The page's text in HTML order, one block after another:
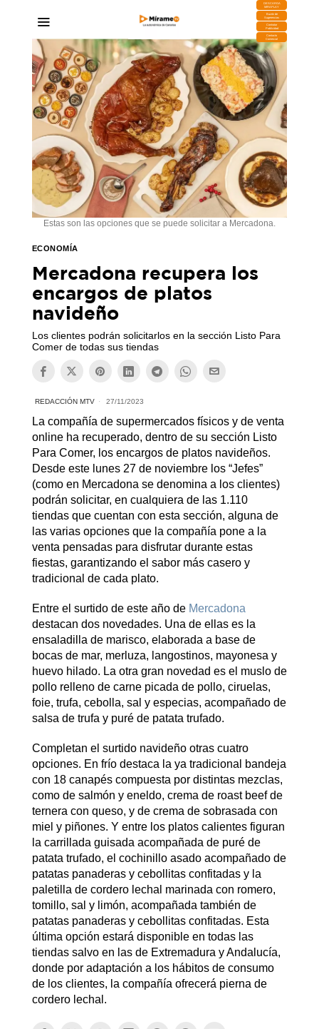
DESCARGA
MIRAPLAY
Buzón de
Sugerencias
Contratar
Publicidad
Contacto
Comercial
Estas son las opciones que se puede solicitar a Mercadona.
ECONOMÍA
Mercadona recupera los
encargos de platos
navideño
Los clientes podrán solicitarlos en la sección Listo Para
Comer de todas sus tiendas
REDACCIÓN MTV 27/11/2023
La compañía de supermercados físicos y de venta
online ha recuperado, dentro de su sección Listo
Para Comer, los encargos de platos navideños.
Desde este lunes 27 de noviembre los “Jefes”
(como en Mercadona se denomina a los clientes)
podrán solicitar, en cualquiera de las 1.110
tiendas que cuentan con esta sección, alguna de
las varias opciones que la compañía pone a la
venta pensadas para disfrutar durante estas
fiestas, garantizando el sabor más casero y
tradicional de cada plato.
Entre el surtido de este año de Mercadona
destacan dos novedades. Una de ellas es la
ensaladilla de marisco, elaborada a base de
bocas de mar, merluza, langostinos, mayonesa y
huevo hilado. La otra gran novedad es el muslo de
pollo relleno de carne picada de pollo, ciruelas,
foie, trufa, cebolla, sal y especias, acompañado de
salsa de trufa y puré de patata trufado.
Completan el surtido navideño otras cuatro
opciones. En frío destaca la ya tradicional bandeja
con 18 canapés compuesta por distintas mezclas,
como de salmón y eneldo, crema de roast beef de
ternera con queso, y de crema de sobrasada con
miel y piñones. Y entre los platos calientes figuran
la carrillada guisada acompañada de puré de
patata trufado, el cochinillo asado acompañado de
patatas panaderas y cebollitas confitadas y la
paletilla de cordero lechal marinada con romero,
tomillo, sal y limón, acompañada también de
patatas panaderas y cebollitas confitadas. Esta
última opción estará disponible en todas las
tiendas salvo en las de Extremadura y Andalucía,
donde por adaptación a los hábitos de consumo
de los clientes, la compañía ofrecerá pierna de
cordero lechal.